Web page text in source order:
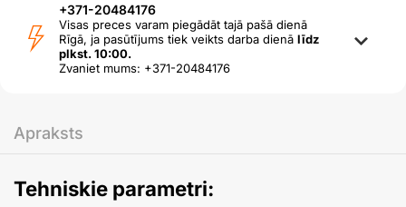
+371-20484176
Visas preces varam piegādāt tajā pašā dienā
Rīgā, ja pasūtījums tiek veikts darba dienā līdz
plkst. 10:00.
Zvaniet mums: +371-20484176
Apraksts
Tehniskie parametri: